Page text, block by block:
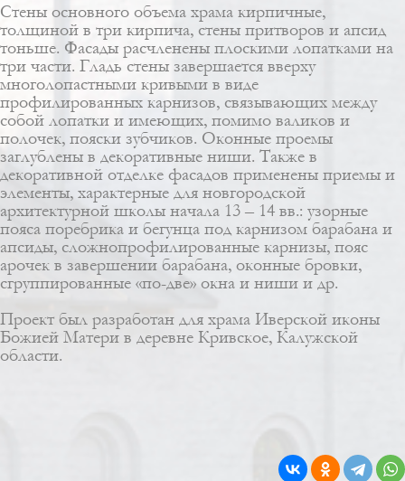
Стены основного объема храма кирпичные,
толщиной в три кирпича, стены притворов и апсид
тоньше. Фасады расчленены плоскими лопатками на
три части. Гладь стены завершается вверху
многолопастными кривыми в виде
профилированных карнизов, связывающих между
собой лопатки и имеющих, помимо валиков и
полочек, пояски зубчиков. Оконные проемы
заглублены в декоративные ниши. Также в
декоративной отделке фасадов применены приемы и
элементы, характерные для новгородской
архитектурной школы начала 13 – 14 вв.: узорные
пояса поребрика и бегунца под карнизом барабана и
апсиды, сложнопрофилированные карнизы, пояс
арочек в завершении барабана, оконные бровки,
сгруппированные «по-две» окна и ниши и др.
Проект был разработан для храма Иверской иконы
Божией Матери в деревне Кривское, Калужской
области.